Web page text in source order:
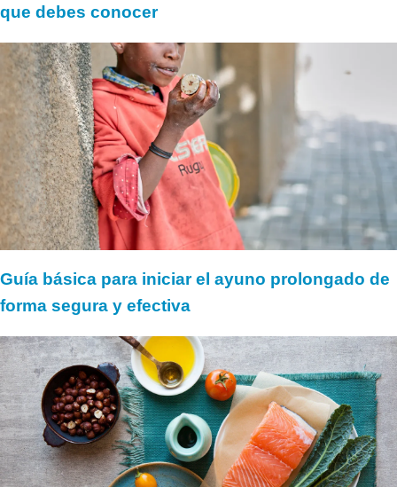
que debes conocer
Guía básica para iniciar el ayuno prolongado de
forma segura y efectiva